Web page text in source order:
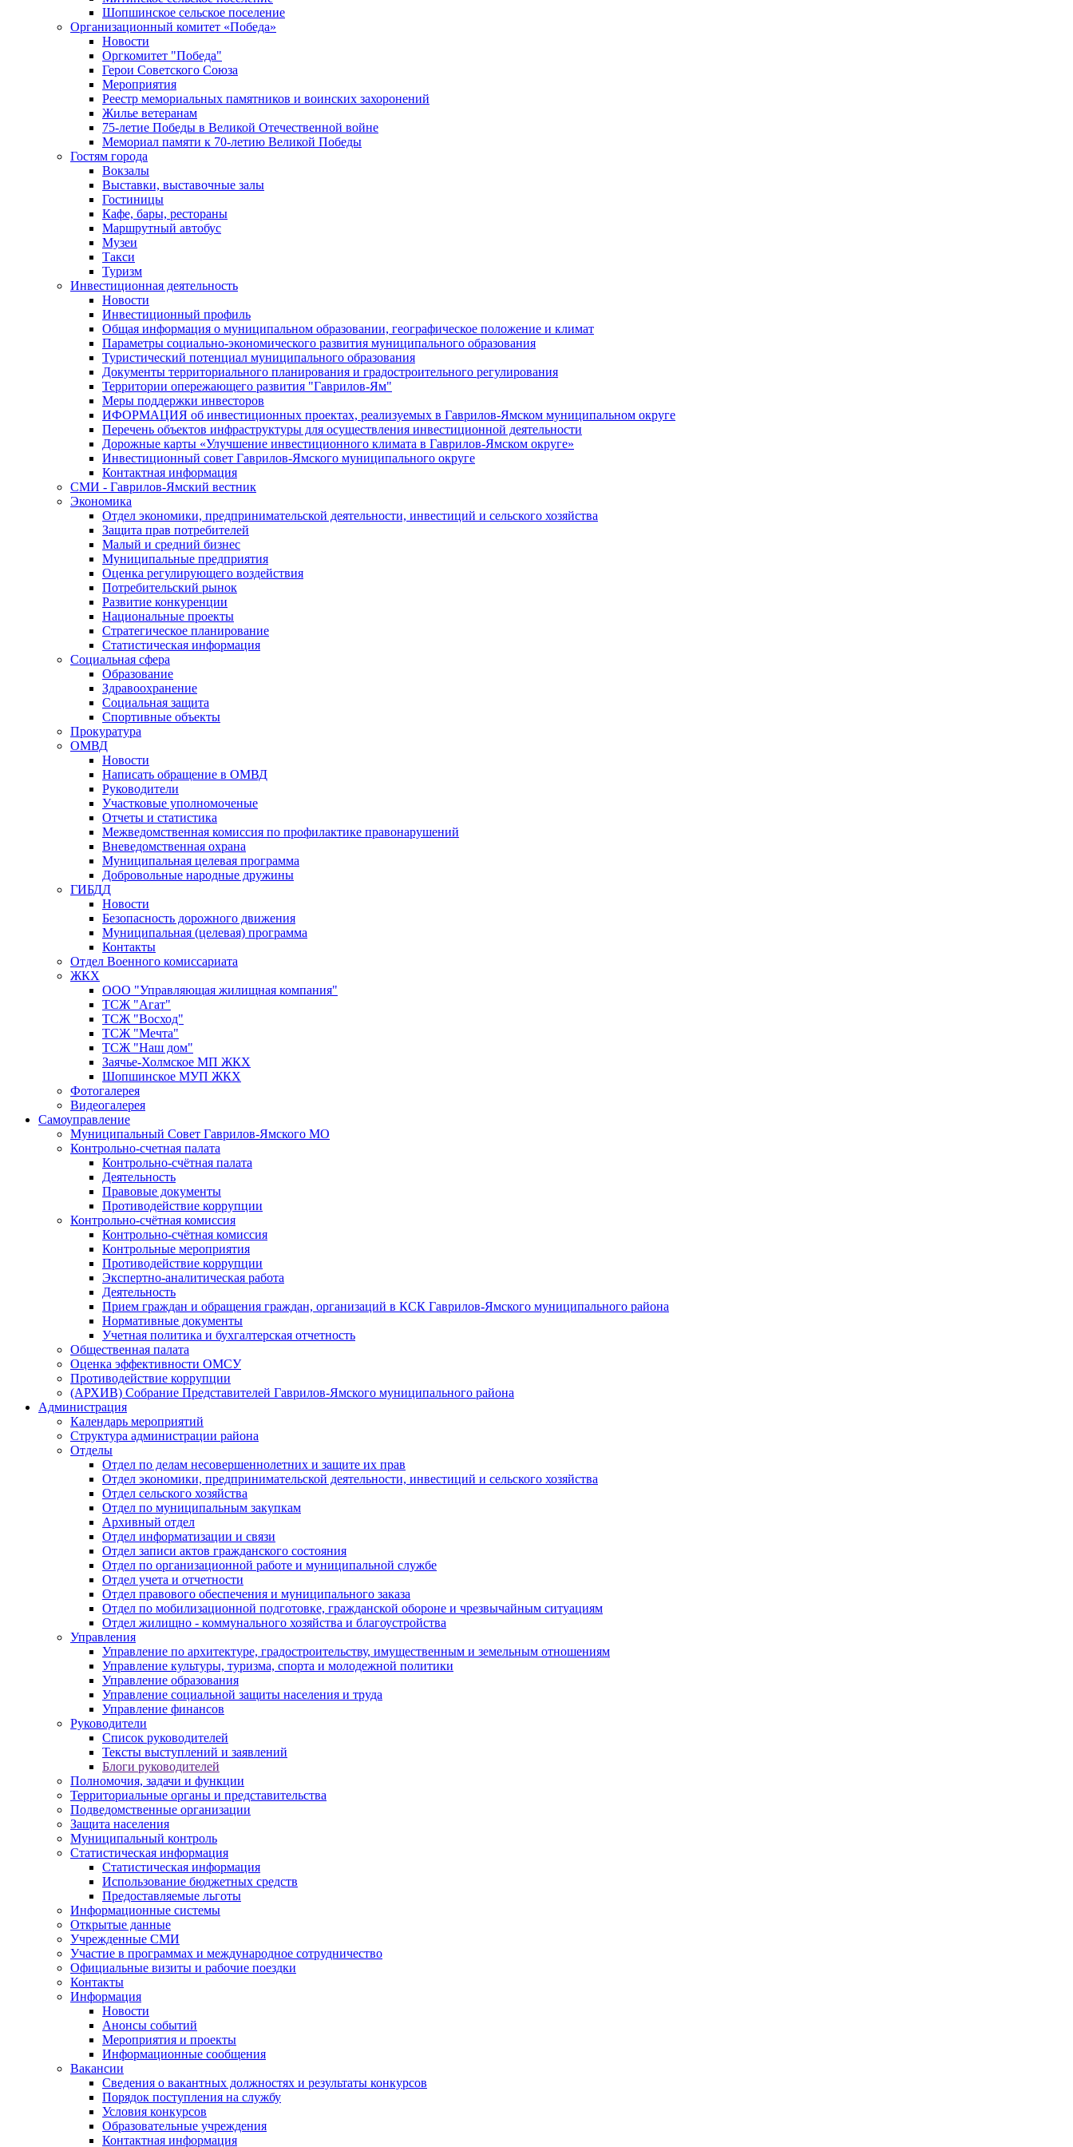
Шопшинское сельское поселение
Организационный комитет «Победа»
Новости
Оргкомитет "Победа"
Герои Советского Союза
Мероприятия
Реестр мемориальных памятников и воинских захоронений
Жилье ветеранам
75-летие Победы в Великой Отечественной войне
Мемориал памяти к 70-летию Великой Победы
Гостям города
Вокзалы
Выставки, выставочные залы
Гостиницы
Кафе, бары, рестораны
Маршрутный автобус
Музеи
Такси
Туризм
Инвестиционная деятельность
Новости
Инвестиционный профиль
Общая информация о муниципальном образовании, географическое положение и климат
Параметры социально-экономического развития муниципального образования
Туристический потенциал муниципального образования
Документы территориального планирования и градостроительного регулирования
Территории опережающего развития "Гаврилов-Ям"
Меры поддержки инвесторов
ИФОРМАЦИЯ об инвестиционных проектах, реализуемых в Гаврилов-Ямском муниципальном округе
Перечень объектов инфраструктуры для осуществления инвестиционной деятельности
Дорожные карты «Улучшение инвестиционного климата в Гаврилов-Ямском округе»
Инвестиционный совет Гаврилов-Ямского муниципального округе
Контактная информация
СМИ - Гаврилов-Ямский вестник
Экономика
Отдел экономики, предпринимательской деятельности, инвестиций и сельского хозяйства
Защита прав потребителей
Малый и средний бизнес
Муниципальные предприятия
Оценка регулирующего воздействия
Потребительский рынок
Развитие конкуренции
Национальные проекты
Стратегическое планирование
Статистическая информация
Социальная сфера
Образование
Здравоохранение
Социальная защита
Спортивные объекты
Прокуратура
ОМВД
Новости
Написать обращение в ОМВД
Руководители
Участковые уполномоченые
Отчеты и статистика
Межведомственная комиссия по профилактике правонарушений
Вневедомственная охрана
Муниципальная целевая программа
Добровольные народные дружины
ГИБДД
Новости
Безопасность дорожного движения
Муниципальная (целевая) программа
Контакты
Отдел Военного комиссариата
ЖКХ
ООО "Управляющая жилищная компания"
ТСЖ "Агат"
ТСЖ "Восход"
ТСЖ "Мечта"
ТСЖ "Наш дом"
Заячье-Холмское МП ЖКХ
Шопшинское МУП ЖКХ
Фотогалерея
Видеогалерея
Самоуправление
Муниципальный Совет Гаврилов-Ямского МО
Контрольно-счетная палата
Контрольно-счётная палата
Деятельность
Правовые документы
Противодействие коррупции
Контрольно-счётная комиссия
Контрольно-счётная комиссия
Контрольные мероприятия
Противодействие коррупции
Экспертно-аналитическая работа
Деятельность
Прием граждан и обращения граждан, организаций в КСК Гаврилов-Ямского муниципального района
Нормативные документы
Учетная политика и бухгалтерская отчетность
Общественная палата
Оценка эффективности ОМСУ
Противодействие коррупции
(АРХИВ) Собрание Представителей Гаврилов-Ямского муниципального района
Администрация
Календарь мероприятий
Структура администрации района
Отделы
Отдел по делам несовершеннолетних и защите их прав
Отдел экономики, предпринимательской деятельности, инвестиций и сельского хозяйства
Отдел сельского хозяйства
Отдел по муниципальным закупкам
Архивный отдел
Отдел информатизации и связи
Отдел записи актов гражданского состояния
Отдел по организационной работе и муниципальной службе
Отдел учета и отчетности
Отдел правового обеспечения и муниципального заказа
Отдел по мобилизационной подготовке, гражданской обороне и чрезвычайным ситуациям
Отдел жилищно - коммунального хозяйства и благоустройства
Управления
Управление по архитектуре, градостроительству, имущественным и земельным отношениям
Управление культуры, туризма, спорта и молодежной политики
Управление образования
Управление социальной защиты населения и труда
Управление финансов
Руководители
Список руководителей
Тексты выступлений и заявлений
Блоги руководителей
Полномочия, задачи и функции
Территориальные органы и представительства
Подведомственные организации
Защита населения
Муниципальный контроль
Статистическая информация
Статистическая информация
Использование бюджетных средств
Предоставляемые льготы
Информационные системы
Открытые данные
Учрежденные СМИ
Участие в программах и международное сотрудничество
Официальные визиты и рабочие поездки
Контакты
Информация
Новости
Анонсы событий
Мероприятия и проекты
Информационные сообщения
Вакансии
Сведения о вакантных должностях и результаты конкурсов
Порядок поступления на службу
Условия конкурсов
Образовательные учреждения
Контактная информация